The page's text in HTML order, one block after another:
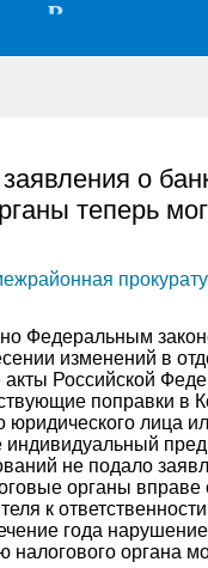
о
теперь
Федеральным
изменений в
акты Российской
поправки в
юридического лица
индивидуальный
не подало
органы вправе
к
года
налогового органа